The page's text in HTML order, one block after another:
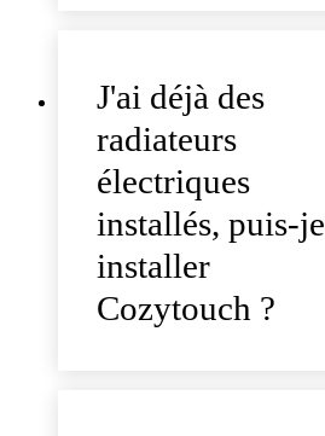
J'ai déjà des
radiateurs
électriques
installés, puis-je
installer
Cozytouch ?